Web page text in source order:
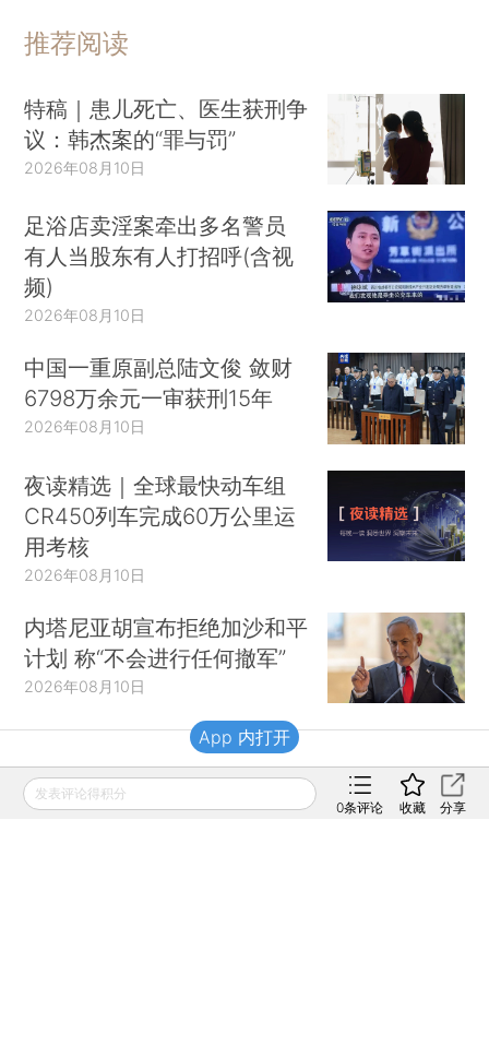
推荐阅读
特稿｜患儿死亡、医生获刑争
议：韩杰案的“罪与罚”
2026年08月10日
足浴店卖淫案牵出多名警员
有人当股东有人打招呼(含视
频)
2026年08月10日
中国一重原副总陆文俊 敛财
6798万余元一审获刑15年
2026年08月10日
夜读精选｜全球最快动车组
CR450列车完成60万公里运
用考核
2026年08月10日
内塔尼亚胡宣布拒绝加沙和平
计划 称“不会进行任何撤军”
2026年08月10日
财新移动
发表评论得积分
0条评论 收藏 分享
App 内打开